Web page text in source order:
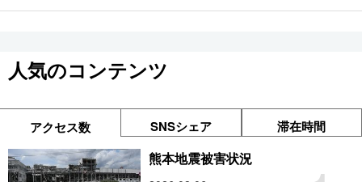
人気のコンテンツ
アクセス数 SNSシェア 滞在時間
熊本地震被害状況